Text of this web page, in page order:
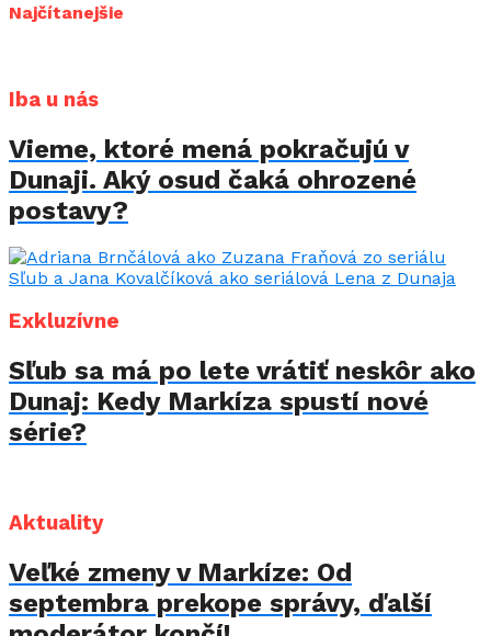
Najčítanejšie
Iba u nás
Vieme, ktoré mená pokračujú v
Dunaji. Aký osud čaká ohrozené
postavy?
Exkluzívne
Sľub sa má po lete vrátiť neskôr ako
Dunaj: Kedy Markíza spustí nové
série?
Aktuality
Veľké zmeny v Markíze: Od
septembra prekope správy, ďalší